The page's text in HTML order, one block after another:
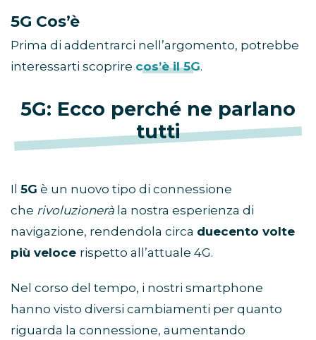
5G Cos’è
Prima di addentrarci nell’argomento, potrebbe
interessarti scoprire cos’è il 5G.
5G: Ecco perché ne parlano
tutti
Il 5G è un nuovo tipo di connessione
che rivoluzionerà la nostra esperienza di
navigazione, rendendola circa duecento volte
più veloce rispetto all’attuale 4G.
Nel corso del tempo, i nostri smartphone
hanno visto diversi cambiamenti per quanto
riguarda la connessione, aumentando